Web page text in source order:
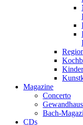
Magazine
Concerto
Bach-
CDs